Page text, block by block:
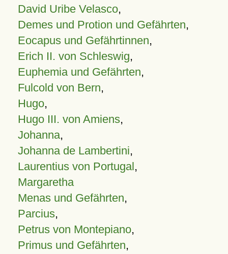
David Uribe Velasco,
Demes und Protion und Gefährten,
Eocapus und Gefährtinnen,
Erich II. von Schleswig,
Euphemia und Gefährten,
Fulcold von Bern,
Hugo,
Hugo III. von Amiens,
Johanna,
Johanna de Lambertini,
Laurentius von Portugal,
Margaretha
Menas und Gefährten,
Parcius,
Petrus von Montepiano,
Primus und Gefährten,